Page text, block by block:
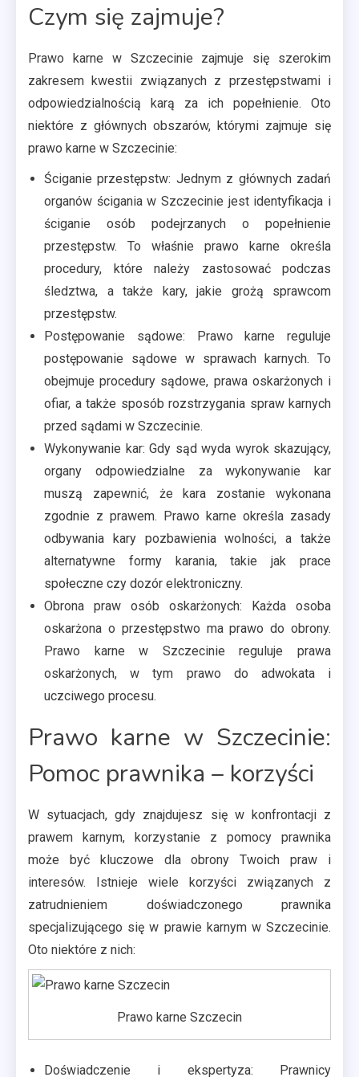
Czym się zajmuje?
Prawo karne w Szczecinie zajmuje się szerokim
zakresem kwestii związanych z przestępstwami i
odpowiedzialnością karą za ich popełnienie. Oto
niektóre z głównych obszarów, którymi zajmuje się
prawo karne w Szczecinie:
Ściganie przestępstw: Jednym z głównych zadań
organów ścigania w Szczecinie jest identyfikacja i
ściganie osób podejrzanych o popełnienie
przestępstw. To właśnie prawo karne określa
procedury, które należy zastosować podczas
śledztwa, a także kary, jakie grożą sprawcom
przestępstw.
Postępowanie sądowe: Prawo karne reguluje
postępowanie sądowe w sprawach karnych. To
obejmuje procedury sądowe, prawa oskarżonych i
ofiar, a także sposób rozstrzygania spraw karnych
przed sądami w Szczecinie.
Wykonywanie kar: Gdy sąd wyda wyrok skazujący,
organy odpowiedzialne za wykonywanie kar
muszą zapewnić, że kara zostanie wykonana
zgodnie z prawem. Prawo karne określa zasady
odbywania kary pozbawienia wolności, a także
alternatywne formy karania, takie jak prace
społeczne czy dozór elektroniczny.
Obrona praw osób oskarżonych: Każda osoba
oskarżona o przestępstwo ma prawo do obrony.
Prawo karne w Szczecinie reguluje prawa
oskarżonych, w tym prawo do adwokata i
uczciwego procesu.
Prawo karne w Szczecinie:
Pomoc prawnika – korzyści
W sytuacjach, gdy znajdujesz się w konfrontacji z
prawem karnym, korzystanie z pomocy prawnika
może być kluczowe dla obrony Twoich praw i
interesów. Istnieje wiele korzyści związanych z
zatrudnieniem doświadczonego prawnika
specjalizującego się w prawie karnym w Szczecinie.
Oto niektóre z nich:
Prawo karne Szczecin
Doświadczenie i ekspertyza: Prawnicy